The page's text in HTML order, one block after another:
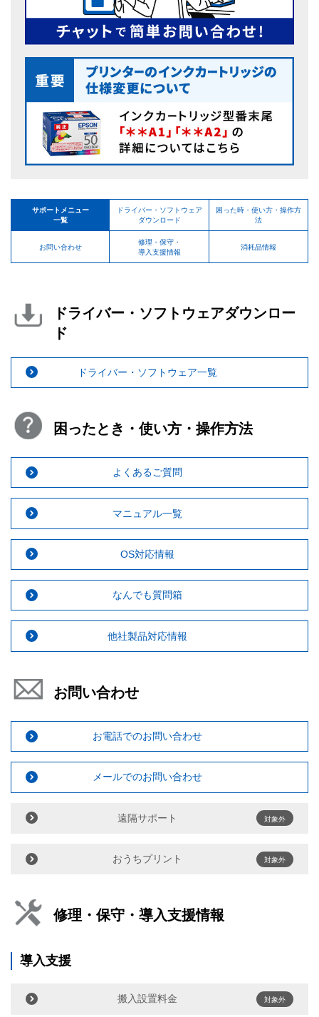
サポートメニュー
一覧
ドライバー・ソフトウェア
ダウンロード
困った時・使い方・操作方
法
お問い合わせ
修理・保守・
導入支援情報
消耗品情報
ドライバー・ソフトウェアダウンロー
ド
ドライバー・ソフトウェア一覧
困ったとき・使い方・操作方法
よくあるご質問
マニュアル一覧
OS対応情報
なんでも質問箱
他社製品対応情報
お問い合わせ
お電話でのお問い合わせ
メールでのお問い合わせ
遠隔サポート 対象外
おうちプリント 対象外
修理・保守・導入支援情報
導入支援
搬入設置料金 対象外